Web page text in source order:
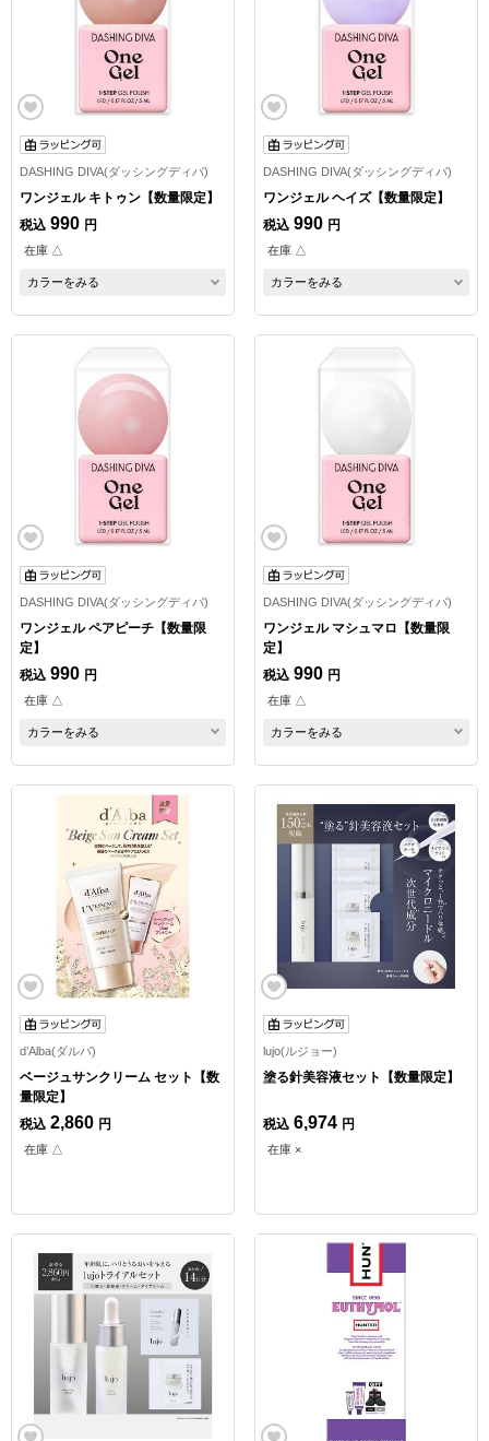
DASHING DIVA(ダッシングディバ)
ワンジェル キトゥン【数量限定】
税込 990 円
在庫 △
カラーをみる
DASHING DIVA(ダッシングディバ)
ワンジェル ヘイズ【数量限定】
税込 990 円
在庫 △
カラーをみる
DASHING DIVA(ダッシングディバ)
ワンジェル ペアピーチ【数量限
定】
税込 990 円
在庫 △
カラーをみる
DASHING DIVA(ダッシングディバ)
ワンジェル マシュマロ【数量限
定】
税込 990 円
在庫 △
カラーをみる
d’Alba(ダルバ)
ベージュサンクリーム セット【数
量限定】
税込 2,860 円
在庫 △
lujo(ルジョー)
塗る針美容液セット【数量限定】
税込 6,974 円
在庫 ×